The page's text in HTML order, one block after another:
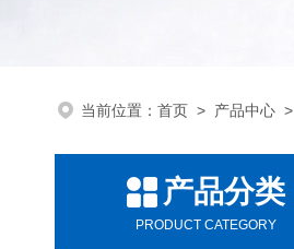
当前位置： 首页 > 产品中心 >
产品分类
PRODUCT CATEGORY